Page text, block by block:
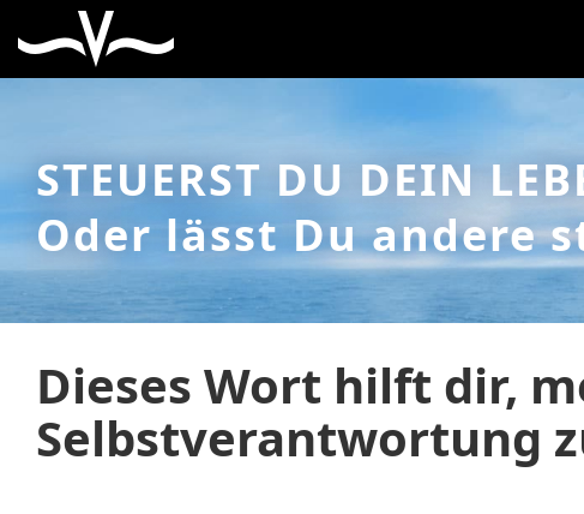
STEUERST DU DEIN
Oder lässt Du andere
Dieses Wort hilft dir,
Selbstverantwortung